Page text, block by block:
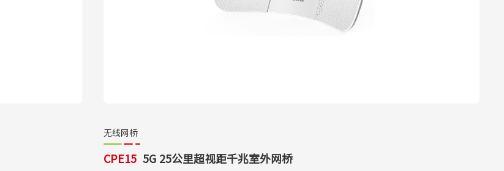
无线网桥
CPE15 5G 25公里超视距千兆室外网桥